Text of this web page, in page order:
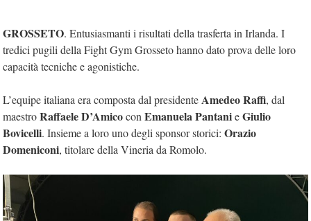
GROSSETO. Entusiasmanti i risultati della trasferta in Irlanda. I
tredici pugili della Fight Gym Grosseto hanno dato prova delle loro
capacità tecniche e agonistiche.
L’equipe italiana era composta dal presidenteAmedeo Raffi, dal
maestroRaffaele D’Amicocon Emanuela PantanieGiulio
Bovicelli. Insieme a loro uno degli sponsor storici: Orazio
Domeniconi, titolare della Vineria da Romolo.